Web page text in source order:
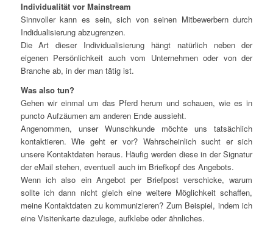
Individualität vor Mainstream
Sinnvoller kann es sein, sich von seinen Mitbewerbern durch
Indidualisierung abzugrenzen.
Die Art dieser Individualisierung hängt natürlich neben der
eigenen Persönlichkeit auch vom Unternehmen oder von der
Branche ab, in der man tätig ist.
Was also tun?
Gehen wir einmal um das Pferd herum und schauen, wie es in
puncto Aufzäumen am anderen Ende aussieht.
Angenommen, unser Wunschkunde möchte uns tatsächlich
kontaktieren. Wie geht er vor? Wahrscheinlich sucht er sich
unsere Kontaktdaten heraus. Häufig werden diese in der Signatur
der eMail stehen, eventuell auch im Briefkopf des Angebots.
Wenn ich also ein Angebot per Briefpost verschicke, warum
sollte ich dann nicht gleich eine weitere Möglichkeit schaffen,
meine Kontaktdaten zu kommunizieren? Zum Beispiel, indem ich
eine Visitenkarte dazulege, aufklebe oder ähnliches.